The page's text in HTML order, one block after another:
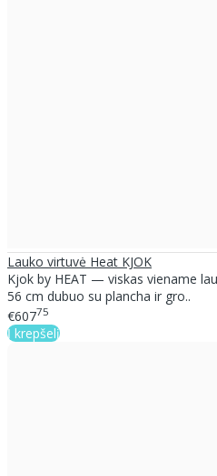
Lauko virtuvė Heat KJOK
Kjok by HEAT — viskas viename
56 cm dubuo su plancha ir gro..
€60775
Į krepšelį